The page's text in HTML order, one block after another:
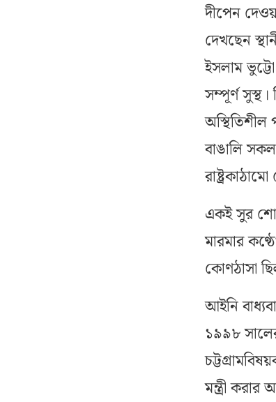
দীপেন
দেখছেন
ইসলাম
সম্পূর্ণ সুস্থ।
অস্থিতিশীল
বাঙালি
একই সুর
মারমার
কোণঠাসা
আইনি
১৯৯৮
মন্ত্রী